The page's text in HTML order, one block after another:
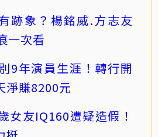
跡象？楊銘威.方志友
一次看
9年演員生涯！轉行開
賺8200元
女友IQ160遭疑造假！